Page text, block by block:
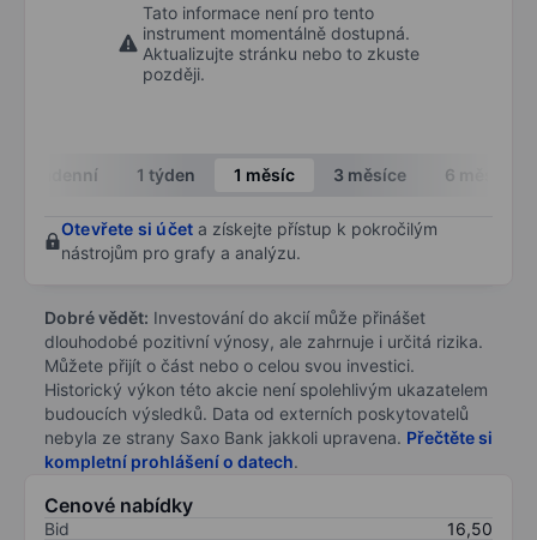
Tato informace není pro tento
instrument momentálně dostupná.
Aktualizujte stránku nebo to zkuste
později.
Intradenní 1 týden 1 měsíc 3 měsíce 6 měsíců
Otevřete si účet a získejte přístup k pokročilým
nástrojům pro grafy a analýzu.
Dobré vědět: Investování do akcií může přinášet
dlouhodobé pozitivní výnosy, ale zahrnuje i určitá rizika.
Můžete přijít o část nebo o celou svou investici.
Historický výkon této akcie není spolehlivým ukazatelem
budoucích výsledků. Data od externích poskytovatelů
nebyla ze strany Saxo Bank jakkoli upravena. Přečtěte si
kompletní prohlášení o datech.
Cenové nabídky
Bid
16,50